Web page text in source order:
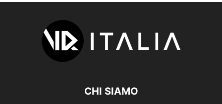
CHI SIAMO